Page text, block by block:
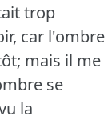
trop
car l'ombre
mais il me
se
la